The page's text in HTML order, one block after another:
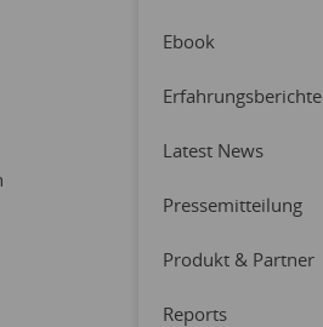
Ebook
Erfahrungsberichte
Latest News
Pressemitteilung
Produkt & Partner
Reports